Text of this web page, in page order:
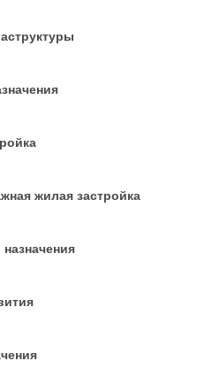
жилая застройка